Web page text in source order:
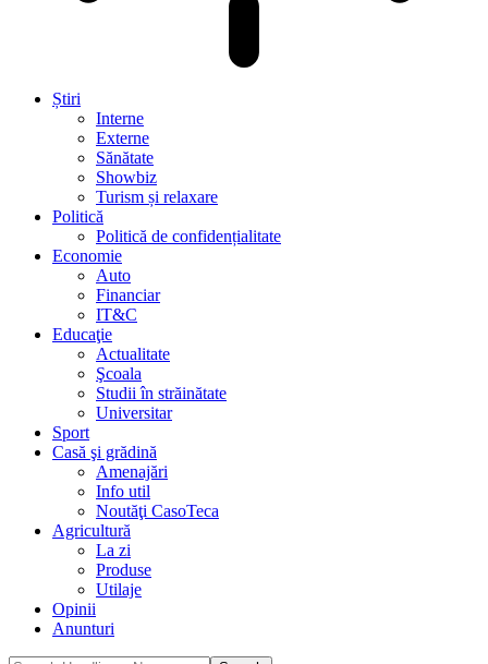
Știri
Interne
Externe
Sănătate
Showbiz
Turism și relaxare
Politică
Politică de confidențialitate
Economie
Auto
Financiar
IT&C
Educaţie
Actualitate
Şcoala
Studii în străinătate
Universitar
Sport
Casă şi grădină
Amenajări
Info util
Noutăţi CasoTeca
Agricultură
La zi
Produse
Utilaje
Opinii
Anunturi